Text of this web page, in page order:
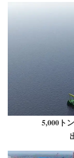
5,000ト